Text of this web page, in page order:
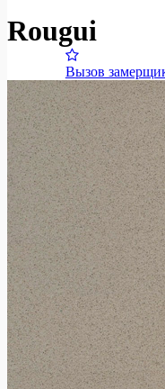
Rougui
Вызов